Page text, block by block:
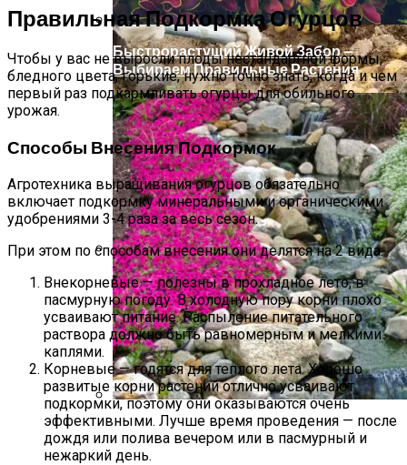
9 Советов По Выращиванию Картошки
Быстрорастущий Живой Забор —
Выбираем Правильные Растения
Альпийская Горка – Как Сделать
Своими Руками Быстро И Просто
Правильная Подкормка Огурцов
Чтобы у вас не выросли плоды нестандартной формы,
бледного цвета, горькие, нужно точно знать, когда и чем
первый раз подкармливать огурцы для обильного
урожая.
Способы Внесения Подкормок
Агротехника выращивания огурцов обязательно
включает подкормку минеральными и органическими
удобрениями 3-4 раза за весь сезон.
При этом по способам внесения они делятся на 2 вида:
Внекорневые — полезны в прохладное лето, в
пасмурную погоду. В холодную пору корни плохо
усваивают питание. Распыление питательного
раствора должно быть равномерным и мелкими
каплями.
Корневые — годятся для теплого лета. Хорошо
развитые корни растений отлично усваивают
подкормки, поэтому они оказываются очень
эффективными. Лучше время проведения — после
дождя или полива вечером или в пасмурный и
нежаркий день.